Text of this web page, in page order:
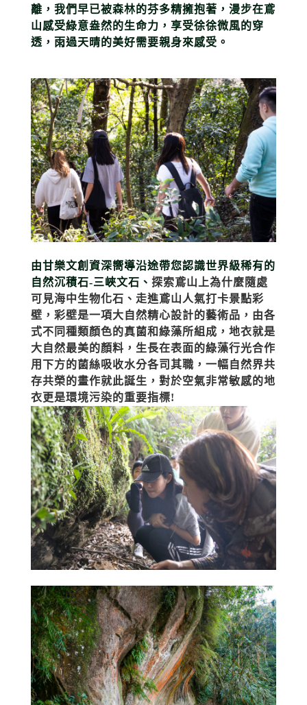
離，我們早已被森林的芬多精擁抱著 ，漫步在鳶
山感受綠意盎然的生命力，享受徐徐微風的穿
透，雨過天晴的美好需要親身來感受。
由甘樂文創資深嚮導沿途帶您認識世界級稀有的
自然沉積石­-三峽文石、 探索鳶山上為什麼隨處
可見海中生物化石、走進鳶山人氣打卡景點彩
壁，彩壁是一項大自然精心設計的藝術品，由各
式不同種類顏色的真菌和綠藻所組成，地衣就是
大自然最美的顏料，生長在表面的綠藻行光合作
用下方的菌絲吸收水分各司其職，一幅自然界共
存共榮的畫作就此誕生，對於空氣非常敏感的地
衣更是環境污染的重要指標!